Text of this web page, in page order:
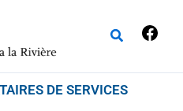
Rechercher
DE SERVICES